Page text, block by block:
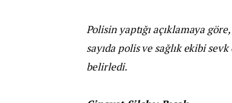
Polisin yaptığı açıklamaya
sayıda polis ve sağlık ekibi
belirledi.